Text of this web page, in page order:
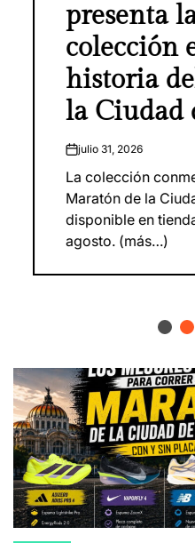
presenta
colección
historia
la Ciudad
julio 31, 2026
La colección
Maratón de la
disponible en tiendas
agosto. (más…)